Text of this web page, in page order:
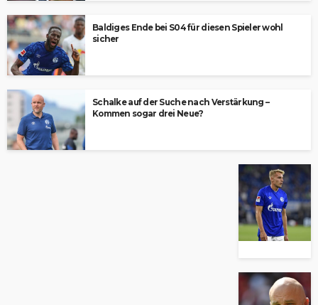
Baldiges Ende bei S04 für diesen Spieler wohl
sicher
Schalke auf der Suche nach Verstärkung –
Kommen sogar drei Neue?